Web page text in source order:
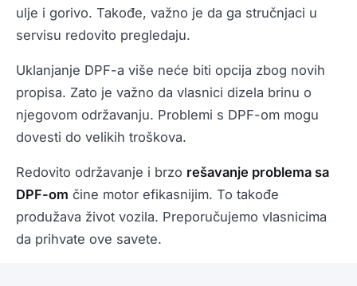
ulje i gorivo. Takođe, važno je da ga stručnjaci u
servisu redovito pregledaju.
Uklanjanje DPF-a više neće biti opcija zbog novih
propisa. Zato je važno da vlasnici dizela brinu o
njegovom održavanju. Problemi s DPF-om mogu
dovesti do velikih troškova.
Redovito održavanje i brzo rešavanje problema sa
DPF-om čine motor efikasnijim. To takođe
produžava život vozila. Preporučujemo vlasnicima
da prihvate ove savete.